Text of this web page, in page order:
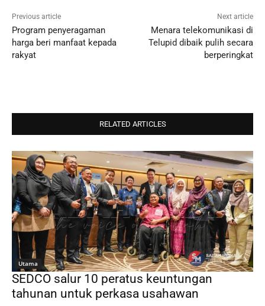
Previous article
Program penyeragaman
harga beri manfaat kepada
rakyat
Next article
Menara telekomunikasi di
Telupid dibaik pulih secara
berperingkat
RELATED ARTICLES
Utama
SEDCO salur 10 peratus keuntungan
tahunan untuk perkasa usahawan